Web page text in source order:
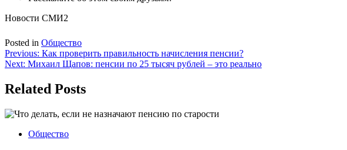
Новости СМИ2
Posted in Общество
Навигация
по
записям
Previous: Как проверить правильность начисления пенсии?
Next: Михаил Щапов: пенсии по 25 тысяч рублей – это реально
Related Posts
Общество